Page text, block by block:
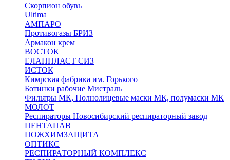
Скорпион обувь
Ultima
АМПАРО
Противогазы БРИЗ
Армакон крем
ВОСТОК
ЕЛАНПЛАСТ СИЗ
ИСТОК
Кимрская фабрика им. Горького
Ботинки рабочие Мистраль
Фильтры МК, Полнолицевые маски МК, полумаски МК
МОЛОТ
Респираторы Новосибирский респираторный завод
ПЕНТАПАВ
ПОЖХИМЗАЩИТА
ОПТИКС
РЕСПИРАТОРНЫЙ КОМПЛЕКС